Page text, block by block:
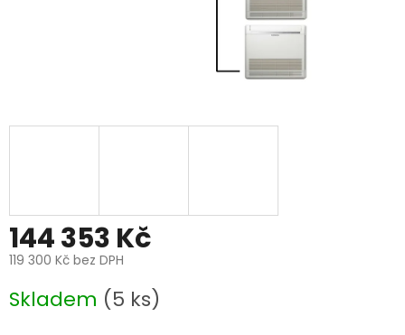
144 353 Kč
119 300 Kč bez DPH
cena:
Skladem (5 ks)